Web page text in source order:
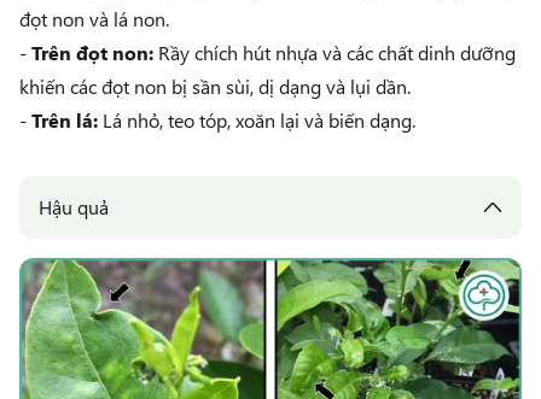
đọt non và lá non.
-Trên đọt non: Rầy chích hút nhựa và các chất dinh dưỡng
khiến các đọt non bị sần sùi, dị dạng và lụi dần.
-Trên lá: Lá nhỏ, teo tóp, xoăn lại và biến dạng.
Hậu quả